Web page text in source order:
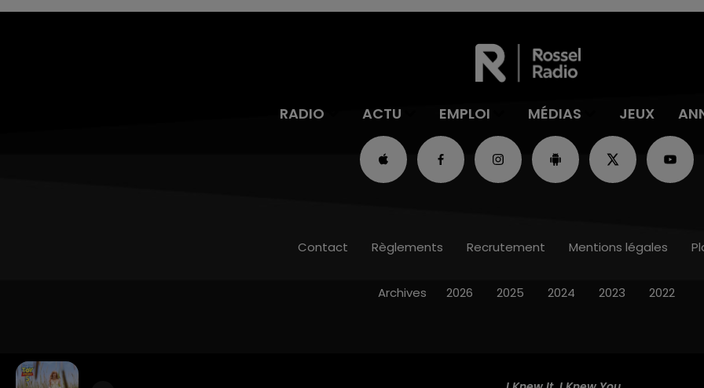
RADIO ACTU EMPLOI MÉDIAS JEUX
Contact Règlements Recrutement Mentions légales
Archives 2026 2025 2024 2023 2022